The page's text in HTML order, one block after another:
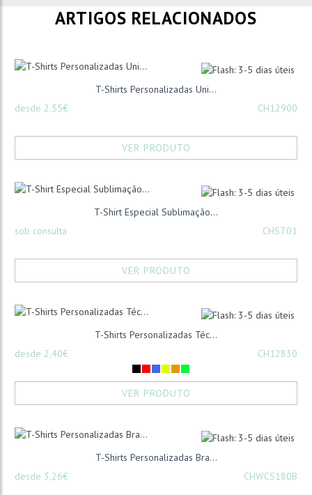
ARTIGOS RELACIONADOS
T-Shirts Personalizadas Uni...
desde 2,55€
CH12900
VER PRODUTO
T-Shirt Especial Sublimação...
sob consulta
CHST01
VER PRODUTO
T-Shirts Personalizadas Téc...
desde 2,40€
CH12830
VER PRODUTO
T-Shirts Personalizadas Bra...
desde 3,26€
CHWCS180B